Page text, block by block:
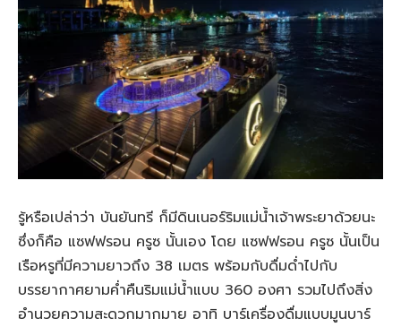
รู้หรือเปล่าว่า บันยันทรี ก็มีดินเนอร์ริมแม่น้ำเจ้าพระยาด้วยนะ
ซึ่งก็คือ แซฟฟรอน ครูซ นั้นเอง โดย แซฟฟรอน ครูซ นั้นเป็น
เรือหรูที่มีความยาวถึง 38 เมตร พร้อมกับดื่มด่ำไปกับ
บรรยากาศยามค่ำคืนริมแม่น้ำแบบ 360 องศา รวมไปถึงสิ่ง
อำนวยความสะดวกมากมาย อาทิ บาร์เครื่องดื่มแบบมูนบาร์